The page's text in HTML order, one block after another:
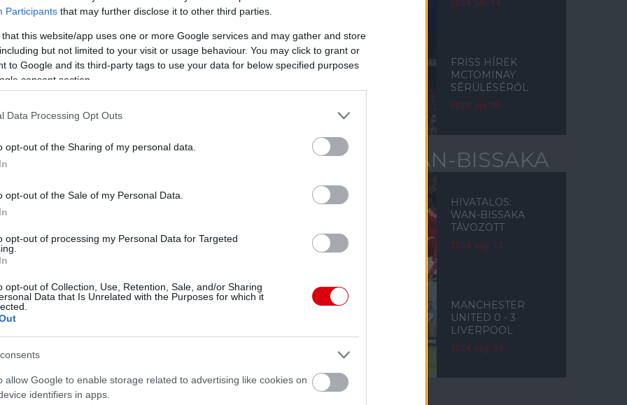
Participants that may further disclose it to other third parties.
that this website/app uses one or more Google services and may gather and store
but not limited to your visit or usage behaviour. You may click to grant or
to Google and its third-party tags to use your data for below specified purposes
consent section.
Data Processing Opt Outs
opt-out of the Sharing of my personal data.
opt-out of the Sale of my Personal Data.
opt-out of processing my Personal Data for Targeted
opt-out of Collection, Use, Retention, Sale, and/or Sharing
Data that Is Unrelated with the Purposes for which it
allow Google to enable storage related to advertising like cookies on
identifiers in apps.
megnövekedett fizikális terheknek.
[Greenwood] a meccs után, és mind azt
a versenyképességünket és hogy képesek
Ezt az üzenetet kaptuk az edzői stábtól is."
kerülő következő mérkőzését, hogy
legjobbja elismerést, McTominay pedig nagy
hatásáról.
látni, ahogy szinte minden helyzetben becsúszott,
stábtól. Időbe telik, amíg az ember beilleszkedik
sikerült."
jó magunk körül tudni. Ő egy olyan nagy játékos, aki
on is!
2024. jún. 14.
FRISS HÍREK
MCTOMINAY
SÉRÜLÉSÉRŐL
2024. ápr. 30.
AARON WAN-BISSAKA
HIVATALOS:
WAN-BISSAKA
TÁVOZOTT
2024. aug. 13.
MANCHESTER
UNITED 0 - 3
LIVERPOOL
2024. aug. 04.